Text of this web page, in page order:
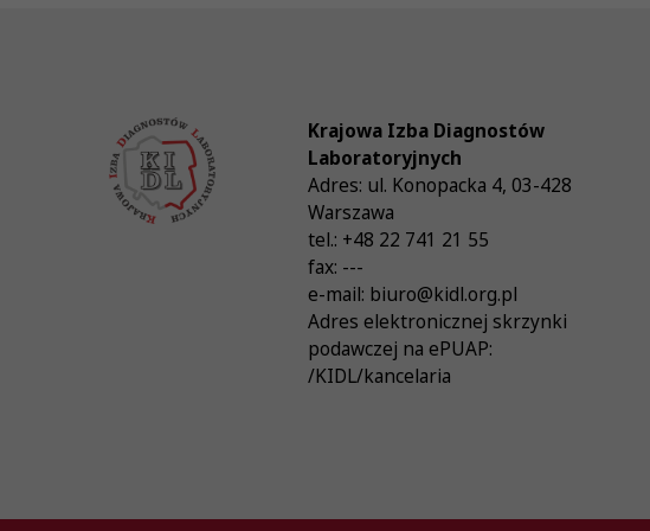
Krajowa Izba Diagnostów
Laboratoryjnych
Adres: ul. Konopacka 4,03-428
Warszawa
tel.: +48 22 741 21 55
fax: ---
e-mail: biuro@kidl.org.pl
Adres elektronicznej skrzynki
podawczej na ePUAP:
/KIDL/kancelaria